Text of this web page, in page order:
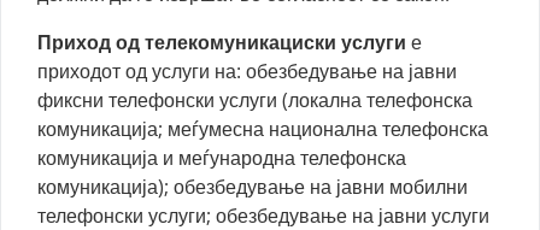
Приход од телекомуникациски услуги е
приходот од услуги на: обезбедување на јавни
фиксни телефонски услуги (локална телефонска
комуникација; меѓумесна национална телефонска
комуникација и меѓународна телефонска
комуникација); обезбедување на јавни мобилни
телефонски услуги; обезбедување на јавни услуги